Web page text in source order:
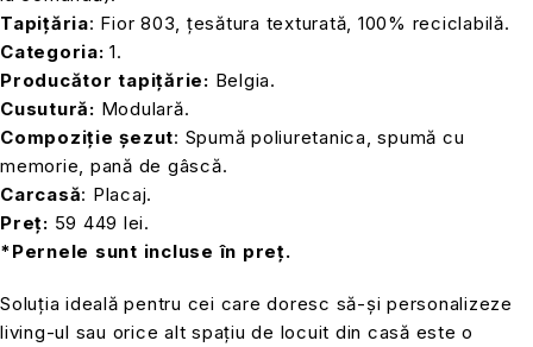
Tapițăria: Fior 803, țesătura texturată, 100% reciclabilă.
Categoria: 1.
Producător tapițărie: Belgia.
Cusutură: Modulară.
Compoziție șezut: Spumă poliuretanica, spumă cu
memorie, pană de gâscă.
Carcasă: Placaj.
Preț: 59 449 lei.
*Pernele sunt incluse în preț.
Soluția ideală pentru cei care doresc să-și personalizeze
living-ul sau orice alt spațiu de locuit din casă este o